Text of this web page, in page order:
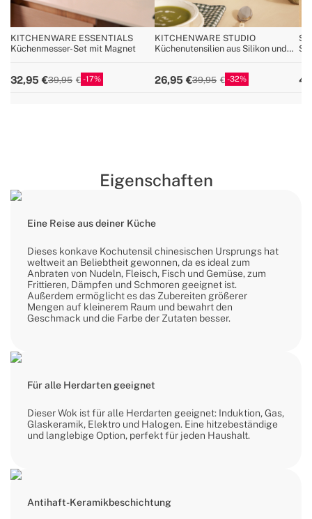
KITCHENWARE ESSENTIALS
Küchenmesser-Set mit Magnet
32,95 39,95 17
KITCHENWARE STUDIO
Küchenutensilien aus Silikon und
26,95 39,95 32
Eigenschaften
Eine Reise aus deiner Küche
Dieses konkave Kochutensil chinesischen Ursprungs hat
weltweit an Beliebtheit gewonnen, da es ideal zum
Anbraten von Nudeln, Fleisch, Fisch und Gemüse, zum
Frittieren, Dämpfen und Schmoren geeignet ist.
Außerdem ermöglicht es das Zubereiten größerer
Mengen auf kleinerem Raum und bewahrt den
Geschmack und die Farbe der Zutaten besser.
Für alle Herdarten geeignet
Dieser Wok ist für alle Herdarten geeignet: Induktion, Gas,
Glaskeramik, Elektro und Halogen. Eine hitzebeständige
und langlebige Option, perfekt für jeden Haushalt.
Antihaft-Keramikbeschichtung